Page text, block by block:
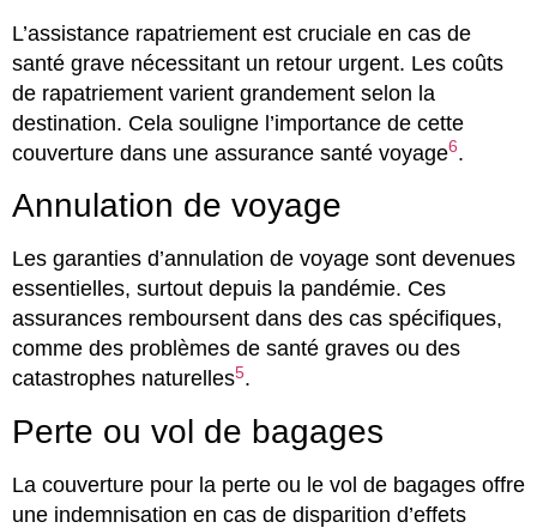
L’assistance rapatriement est cruciale en cas de
santé grave nécessitant un retour urgent. Les coûts
de rapatriement varient grandement selon la
destination. Cela souligne l’importance de cette
couverture dans une assurance santé voyage6.
Annulation de voyage
Les garanties d’annulation de voyage sont devenues
essentielles, surtout depuis la pandémie. Ces
assurances remboursent dans des cas spécifiques,
comme des problèmes de santé graves ou des
catastrophes naturelles5.
Perte ou vol de bagages
La couverture pour la perte ou le vol de bagages offre
une indemnisation en cas de disparition d’effets